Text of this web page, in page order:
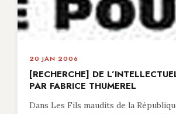
20 JAN 2006
[RECHERCHE] DE
PAR FABRICE THUMEREL
Dans Les Fils maudits de la